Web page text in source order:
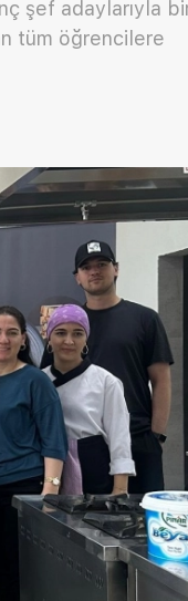
şef adaylarıyla
tüm öğrencilere